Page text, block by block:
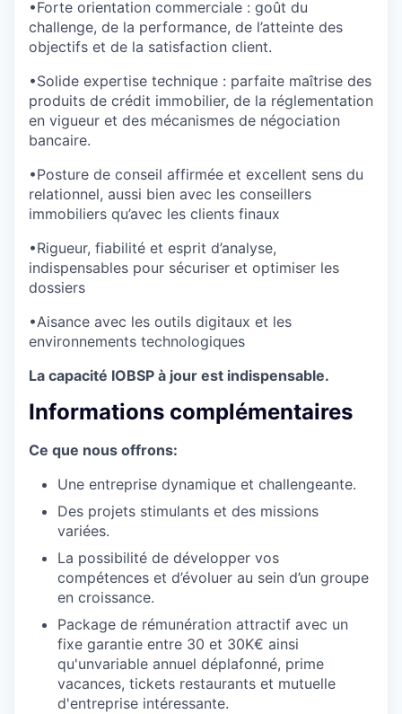
TEAM
IDEAS
SECTORS
•Forte orientation commerciale : goût du
challenge, de la performance, de l’atteinte des
objectifs et de la satisfaction client.
•Solide expertise technique : parfaite maîtrise des
produits de crédit immobilier, de la réglementation
en vigueur et des mécanismes de négociation
bancaire.
•Posture de conseil affirmée et excellent sens du
relationnel, aussi bien avec les conseillers
immobiliers qu’avec les clients finaux
•Rigueur, fiabilité et esprit d’analyse,
indispensables pour sécuriser et optimiser les
dossiers
•Aisance avec les outils digitaux et les
environnements technologiques
La capacité IOBSP à jour est indispensable.
Informations complémentaires
Ce que nous offrons:
Une entreprise dynamique et challengeante.
Des projets stimulants et des missions
variées.
La possibilité de développer vos
compétences et d’évoluer au sein d’un groupe
en croissance.
Package de rémunération attractif avec un
fixe garantie entre 30 et 30K€ ainsi
qu'unvariable annuel déplafonné, prime
vacances, tickets restaurants et mutuelle
d'entreprise intéressante.